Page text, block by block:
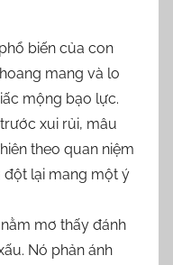
biến của con
mang và lo
mộng bạo lực.
xui rủi, mâu
theo quan niệm
đột lại mang một ý
mơ thấy đánh
Nó phản ánh